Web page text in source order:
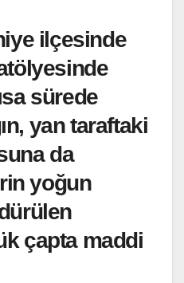
ilçesinde
sürede
yan taraftaki
da
yoğun
çapta maddi